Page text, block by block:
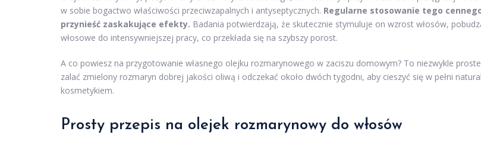
w sobie bogactwo właściwości przeciwzapalnych i antyseptycznych. Regularne stosowanie tego
przynieść zaskakujące efekty. Badania potwierdzają, że skutecznie stymuluje on wzrost włosów,
włosowe do intensywniejszej pracy, co przekłada się na szybszy porost.
A co powiesz na przygotowanie własnego olejku rozmarynowego w zaciszu domowym? To niezwykle
zalać zmielony rozmaryn dobrej jakości oliwą i odczekać około dwóch tygodni, aby cieszyć się w pełni
kosmetykiem.
Prosty przepis na olejek rozmarynowy do włosów